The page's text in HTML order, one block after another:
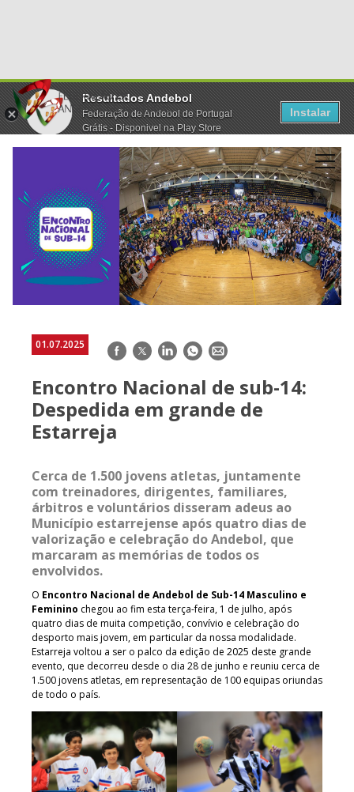
Resultados Andebol
Federação de Andebol de Portugal
Grátis - Disponivel na Play Store
Instalar
01.07.2025 Facebook
TwitterLinkedInWhatsApp
E-
Encontro Nacional de sub-14:
Despedida em grande de
Estarreja
Cerca de 1.500 jovens atletas, juntamente
com treinadores, dirigentes, familiares,
árbitros e voluntários disseram adeus ao
Município estarrejense após quatro dias de
valorização e celebração do Andebol, que
marcaram as memórias de todos os
envolvidos.
O Encontro Nacional de Andebol de Sub-14 Masculino e
Feminino chegou ao fim esta terça-feira, 1 de julho, após
quatro dias de muita competição, convívio e celebração do
desporto mais jovem, em particular da nossa modalidade.
Estarreja voltou a ser o palco da edição de 2025 deste grande
evento, que decorreu desde o dia 28 de junho e reuniu cerca de
1.500 jovens atletas, em representação de 100 equipas oriundas
de todo o país.